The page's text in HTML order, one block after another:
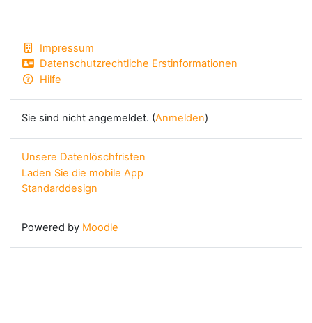
Impressum
Datenschutzrechtliche Erstinformationen
Hilfe
Sie sind nicht angemeldet. (Anmelden)
Unsere Datenlöschfristen
Laden Sie die mobile App
Standarddesign
Powered by Moodle